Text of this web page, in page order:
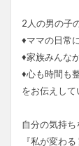
2人の男の子
♦ママの日常
♦家族みんな
♦心も時間も
をお伝えして
自分の気持
『私が変わ